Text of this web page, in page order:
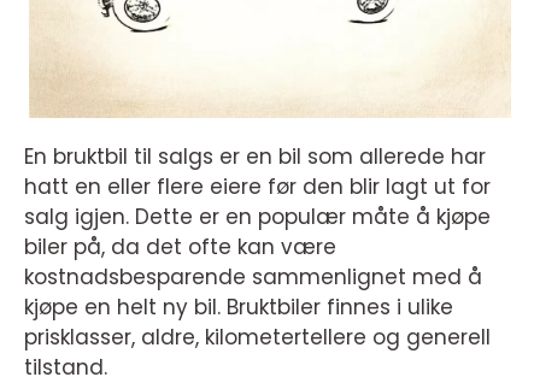
En bruktbil til salgs er en bil som allerede har
hatt en eller flere eiere før den blir lagt ut for
salg igjen. Dette er en populær måte å kjøpe
biler på, da det ofte kan være
kostnadsbesparende sammenlignet med å
kjøpe en helt ny bil. Bruktbiler finnes i ulike
prisklasser, aldre, kilometertellere og generell
tilstand.